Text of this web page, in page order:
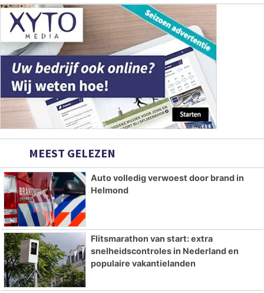
MEEST GELEZEN
Auto volledig verwoest door brand in
Helmond
Flitsmarathon van start: extra
snelheidscontroles in Nederland en
populaire vakantielanden